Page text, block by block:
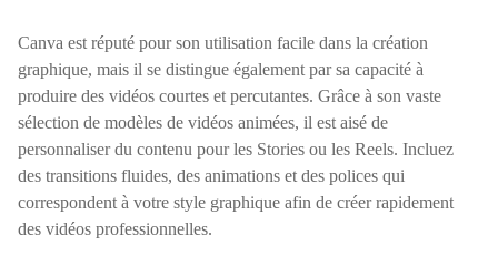
Canva est réputé pour son utilisation facile dans la création
graphique, mais il se distingue également par sa capacité à
produire des vidéos courtes et percutantes. Grâce à son vaste
sélection de modèles de vidéos animées, il est aisé de
personnaliser du contenu pour les Stories ou les Reels. Incluez
des transitions fluides, des animations et des polices qui
correspondent à votre style graphique afin de créer rapidement
des vidéos professionnelles.